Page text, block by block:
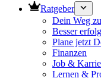
Ratgeber
Dein Weg
Besser
Plane jetzt
Finanzen
Job &
Lernen &